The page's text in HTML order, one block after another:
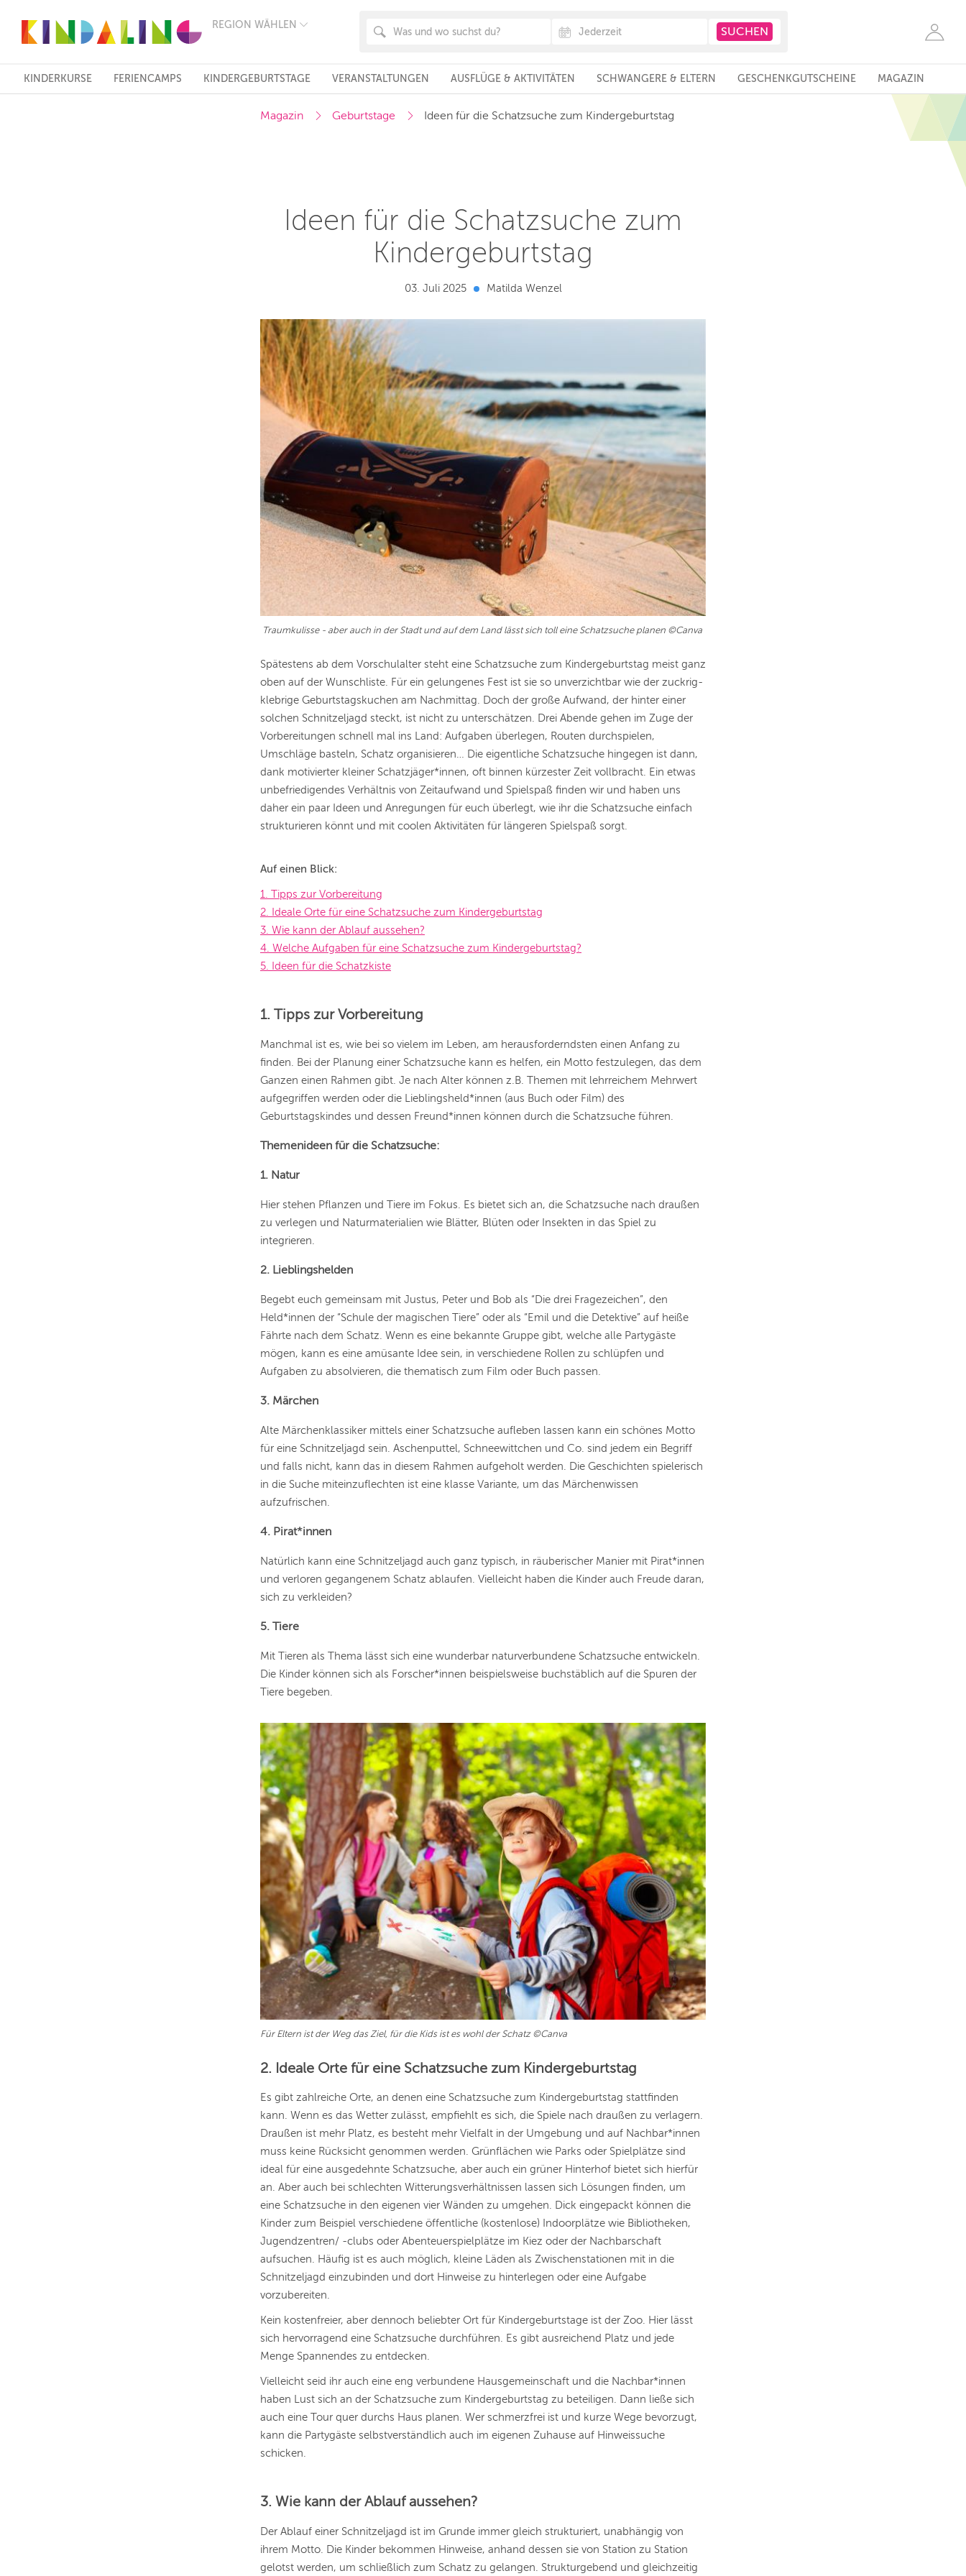
REGION WÄHLEN
FRANKFURT
KÖLN
STUTTGART
KINDERKURSE FERIENCAMPS KINDERGEBURTSTAGE VERANSTALTUNGEN AUSFLÜGE & AKTIVITÄTEN SCHWANGERE & ELTERN GESCHENKGUTSCHEINE MAGAZIN
Magazin Geburtstage Ideen für die Schatzsuche zum Kindergeburtstag
Ideen für die Schatzsuche zum
Kindergeburtstag
03. Juli 2025 Matilda Wenzel
Traumkulisse - aber auch in der Stadt und auf dem Land lässt sich toll eine Schatzsuche planen ©Canva
Spätestens ab dem Vorschulalter steht eine Schatzsuche zum Kindergeburtstag meist ganz
oben auf der Wunschliste. Für ein gelungenes Fest ist sie so unverzichtbar wie der zuckrig-
klebrige Geburtstagskuchen am Nachmittag. Doch der große Aufwand, der hinter einer
solchen Schnitzeljagd steckt, ist nicht zu unterschätzen. Drei Abende gehen im Zuge der
Vorbereitungen schnell mal ins Land: Aufgaben überlegen, Routen durchspielen,
Umschläge basteln, Schatz organisieren… Die eigentliche Schatzsuche hingegen ist dann,
dank motivierter kleiner Schatzjäger*innen, oft binnen kürzester Zeit vollbracht. Ein etwas
unbefriedigendes Verhältnis von Zeitaufwand und Spielspaß finden wir und haben uns
daher ein paar Ideen und Anregungen für euch überlegt, wie ihr die Schatzsuche einfach
strukturieren könnt und mit coolen Aktivitäten für längeren Spielspaß sorgt.
Auf einen Blick:
1. Tipps zur Vorbereitung
2. Ideale Orte für eine Schatzsuche zum Kindergeburtstag
3. Wie kann der Ablauf aussehen?
4. Welche Aufgaben für eine Schatzsuche zum Kindergeburtstag?
5. Ideen für die Schatzkiste
1. Tipps zur Vorbereitung
Manchmal ist es, wie bei so vielem im Leben, am herausforderndsten einen Anfang zu
finden. Bei der Planung einer Schatzsuche kann es helfen, ein Motto festzulegen, das dem
Ganzen einen Rahmen gibt. Je nach Alter können z.B. Themen mit lehrreichem Mehrwert
aufgegriffen werden oder die Lieblingsheld*innen (aus Buch oder Film) des
Geburtstagskindes und dessen Freund*innen können durch die Schatzsuche führen.
Themenideen für die Schatzsuche:
1. Natur
Hier stehen Pflanzen und Tiere im Fokus. Es bietet sich an, die Schatzsuche nach draußen
zu verlegen und Naturmaterialien wie Blätter, Blüten oder Insekten in das Spiel zu
integrieren.
2. Lieblingshelden
Begebt euch gemeinsam mit Justus, Peter und Bob als “Die drei Fragezeichen”, den
Held*innen der “Schule der magischen Tiere” oder als “Emil und die Detektive” auf heiße
Fährte nach dem Schatz. Wenn es eine bekannte Gruppe gibt, welche alle Partygäste
mögen, kann es eine amüsante Idee sein, in verschiedene Rollen zu schlüpfen und
Aufgaben zu absolvieren, die thematisch zum Film oder Buch passen.
3. Märchen
Alte Märchenklassiker mittels einer Schatzsuche aufleben lassen kann ein schönes Motto
für eine Schnitzeljagd sein. Aschenputtel, Schneewittchen und Co. sind jedem ein Begriff
und falls nicht, kann das in diesem Rahmen aufgeholt werden. Die Geschichten spielerisch
in die Suche miteinzuflechten ist eine klasse Variante, um das Märchenwissen
aufzufrischen.
4. Pirat*innen
Natürlich kann eine Schnitzeljagd auch ganz typisch, in räuberischer Manier mit Pirat*innen
und verloren gegangenem Schatz ablaufen. Vielleicht haben die Kinder auch Freude daran,
sich zu verkleiden?
5. Tiere
Mit Tieren als Thema lässt sich eine wunderbar naturverbundene Schatzsuche entwickeln.
Die Kinder können sich als Forscher*innen beispielsweise buchstäblich auf die Spuren der
Tiere begeben.
Für Eltern ist der Weg das Ziel, für die Kids ist es wohl der Schatz ©Canva
2. Ideale Orte für eine Schatzsuche zum Kindergeburtstag
Es gibt zahlreiche Orte, an denen eine Schatzsuche zum Kindergeburtstag stattfinden
kann. Wenn es das Wetter zulässt, empfiehlt es sich, die Spiele nach draußen zu verlagern.
Draußen ist mehr Platz, es besteht mehr Vielfalt in der Umgebung und auf Nachbar*innen
muss keine Rücksicht genommen werden. Grünflächen wie Parks oder Spielplätze sind
ideal für eine ausgedehnte Schatzsuche, aber auch ein grüner Hinterhof bietet sich hierfür
an. Aber auch bei schlechten Witterungsverhältnissen lassen sich Lösungen finden, um
eine Schatzsuche in den eigenen vier Wänden zu umgehen. Dick eingepackt können die
Kinder zum Beispiel verschiedene öffentliche (kostenlose) Indoorplätze wie Bibliotheken,
Jugendzentren/ -clubs oder Abenteuerspielplätze im Kiez oder der Nachbarschaft
aufsuchen. Häufig ist es auch möglich, kleine Läden als Zwischenstationen mit in die
Schnitzeljagd einzubinden und dort Hinweise zu hinterlegen oder eine Aufgabe
vorzubereiten.
Kein kostenfreier, aber dennoch beliebter Ort für Kindergeburtstage ist der Zoo. Hier lässt
sich hervorragend eine Schatzsuche durchführen. Es gibt ausreichend Platz und jede
Menge Spannendes zu entdecken.
Vielleicht seid ihr auch eine eng verbundene Hausgemeinschaft und die Nachbar*innen
haben Lust sich an der Schatzsuche zum Kindergeburtstag zu beteiligen. Dann ließe sich
auch eine Tour quer durchs Haus planen. Wer schmerzfrei ist und kurze Wege bevorzugt,
kann die Partygäste selbstverständlich auch im eigenen Zuhause auf Hinweissuche
schicken.
3. Wie kann der Ablauf aussehen?
Der Ablauf einer Schnitzeljagd ist im Grunde immer gleich strukturiert, unabhängig von
ihrem Motto. Die Kinder bekommen Hinweise, anhand dessen sie von Station zu Station
gelotst werden, um schließlich zum Schatz zu gelangen. Strukturgebend und gleichzeitig